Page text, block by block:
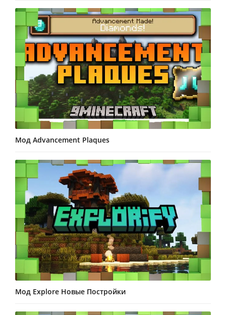
Мод Advancement Plaques
Мод Explore Новые Постройки